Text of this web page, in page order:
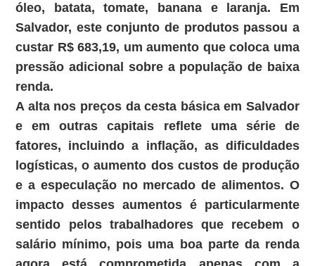
óleo, batata, tomate, banana e laranja. Em
Salvador, este conjunto de produtos passou a
custar R$ 683,19, um aumento que coloca uma
pressão adicional sobre a população de baixa
renda.
A alta nos preços da cesta básica em Salvador
e em outras capitais reflete uma série de
fatores, incluindo a inflação, as dificuldades
logísticas, o aumento dos custos de produção
e a especulação no mercado de alimentos. O
impacto desses aumentos é particularmente
sentido pelos trabalhadores que recebem o
salário mínimo, pois uma boa parte da renda